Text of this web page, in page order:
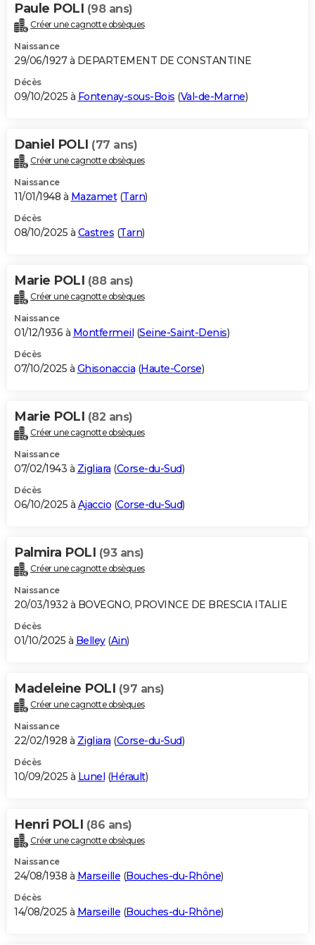
Paule POLI (98 ans)
Créer une cagnotte obsèques
Naissance
29/06/1927 à DEPARTEMENT DE CONSTANTINE
Décès
09/10/2025 à Fontenay-sous-Bois (Val-de-Marne)
Daniel POLI (77 ans)
Créer une cagnotte obsèques
Naissance
11/01/1948 à Mazamet(Tarn)
Décès
08/10/2025 à Castres (Tarn)
Marie POLI (88 ans)
Créer une cagnotte obsèques
Naissance
01/12/1936 à Montfermeil (Seine-Saint-Denis)
Décès
07/10/2025 à Ghisonaccia (Haute-Corse)
Marie POLI (82 ans)
Créer une cagnotte obsèques
Naissance
07/02/1943 à Zigliara (Corse-du-Sud)
Décès
06/10/2025 à Ajaccio (Corse-du-Sud)
Palmira POLI (93 ans)
Créer une cagnotte obsèques
Naissance
20/03/1932 à BOVEGNO, PROVINCE DE BRESCIA ITALIE
Décès
01/10/2025 à Belley(Ain)
Madeleine POLI (97 ans)
Créer une cagnotte obsèques
Naissance
22/02/1928 à Zigliara (Corse-du-Sud)
Décès
10/09/2025 à Lunel (Hérault)
Henri POLI (86 ans)
Créer une cagnotte obsèques
Naissance
24/08/1938 à Marseille (Bouches-du-Rhône)
Décès
14/08/2025 à Marseille (Bouches-du-Rhône)